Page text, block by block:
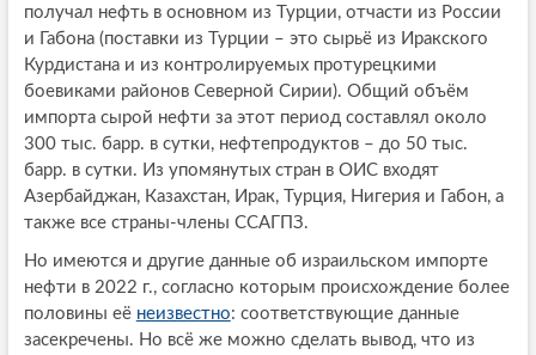
получал нефть в основном из Турции, отчасти из России
и Габона (поставки из Турции – это сырьё из Иракского
Курдистана и из контролируемых протурецкими
боевиками районов Северной Сирии). Общий объём
импорта сырой нефти за этот период составлял около
300 тыс. барр. в сутки, нефтепродуктов – до 50 тыс.
барр. в сутки. Из упомянутых стран в ОИС входят
Азербайджан, Казахстан, Ирак, Турция, Нигерия и Габон, а
также все страны-члены ССАГПЗ.
Но имеются и другие данные об израильском импорте
нефти в 2022 г., согласно которым происхождение более
половины её неизвестно: соответствующие данные
засекречены. Но всё же можно сделать вывод, что из